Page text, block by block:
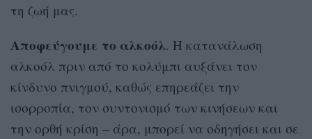
τη ζωή μας.
Αποφεύγουμε το αλκοόλ. Η κατανάλωση
αλκοόλ πριν από το κολύμπι αυξάνει τον
κίνδυνο πνιγμού, καθώς επηρεάζει την
ισορροπία, τον συντονισμό των κινήσεων και
την ορθή κρίση – άρα, μπορεί να οδηγήσει και σε